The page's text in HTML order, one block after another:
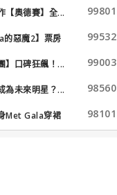
【奧德賽】全...
99801
的惡魔2】票房
99532
】口碑狂飆！... 99003
為未來明星？... 98560
Met Gala穿裙
98101